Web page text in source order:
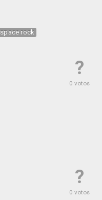
space rock
?
0 votos
?
0 votos